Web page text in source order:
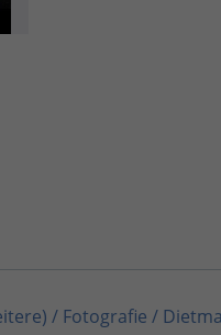
/ Fotografie /